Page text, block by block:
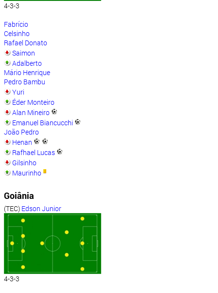
4-3-3
Fabrício
Celsinho
Rafael Donato
Saimon
Adalberto
Mário Henrique
Pedro Bambu
Yuri
Éder Monteiro
Alan Mineiro
Emanuel Biancucchi
João Pedro
Henan
Rafhael Lucas
Gilsinho
Maurinho
Goiânia
(TEC) Edson Junior
4-3-3